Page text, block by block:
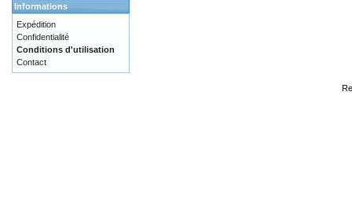
Informations
Expédition
Confidentialité
Conditions d'utilisation
Contact